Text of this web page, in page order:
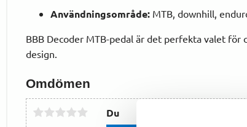
Användningsområde: MTB, downhill,
BBB Decoder MTB-pedal är det perfekta valet
design.
Omdömen
Du